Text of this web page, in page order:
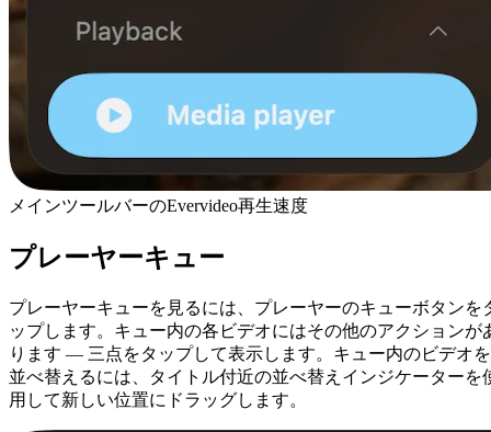
メインツールバーのEvervideo再生速度
プレーヤーキュー
プレーヤーキューを見るには、プレーヤーのキューボタンを
ップします。キュー内の各ビデオにはその他のアクションが
ります — 三点をタップして表示します。キュー内のビデオを
並べ替えるには、タイトル付近の並べ替えインジケーターを
用して新しい位置にドラッグします。